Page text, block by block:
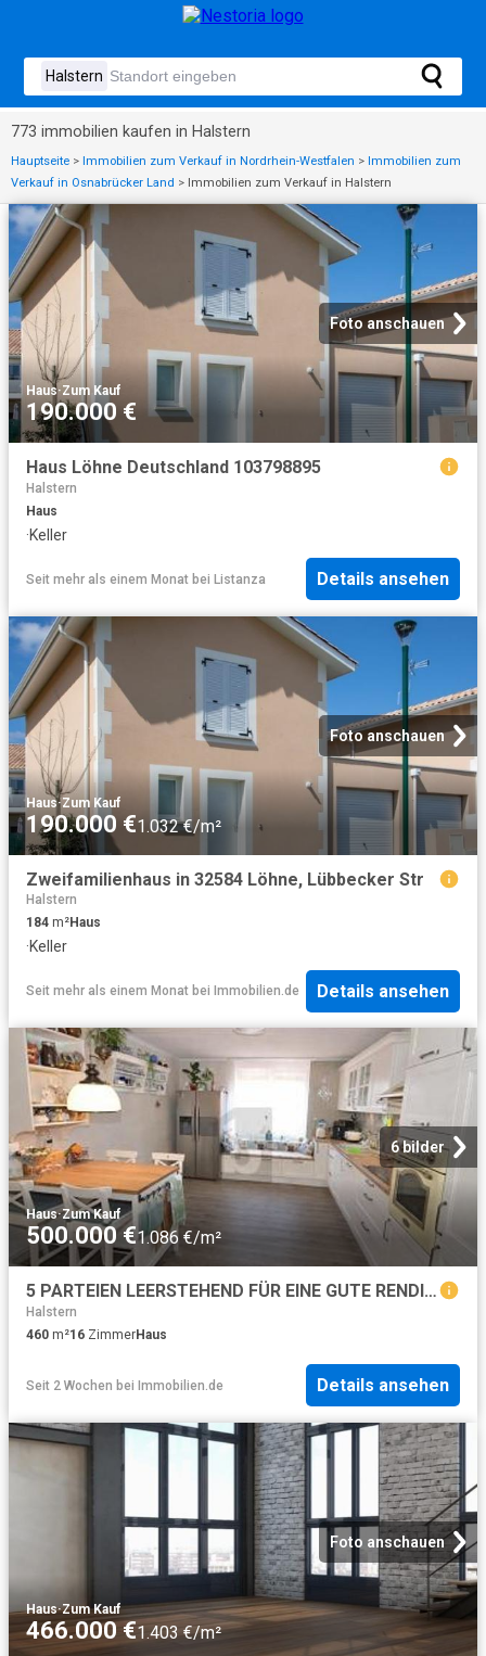
773 immobilien kaufen in Halstern
Hauptseite > Immobilien zum Verkauf in Nordrhein-Westfalen > Immobilien zum
Verkauf in Osnabrücker Land > Immobilien zum Verkauf in Halstern
Foto anschauen
Haus·Zum Kauf
190.000 €
Haus Löhne Deutschland 103798895
Halstern
Haus
·Keller
Seit mehr als einem Monat bei Listanza Details ansehen
Foto anschauen
Haus·Zum Kauf
190.000 €1.032 €/m²
Zweifamilienhaus in 32584 Löhne, Lübbecker Str
Halstern
184 m²Haus
·Keller
Seit mehr als einem Monat bei Immobilien.de Details ansehen
6 bilder
Haus·Zum Kauf
500.000 €1.086 €/m²
5 PARTEIEN LEERSTEHEND FÜR EINE GUTE RENDITE!
Halstern
460 m²16 ZimmerHaus
Seit 2 Wochen bei Immobilien.de Details ansehen
Foto anschauen
Haus·Zum Kauf
466.000 €1.403 €/m²